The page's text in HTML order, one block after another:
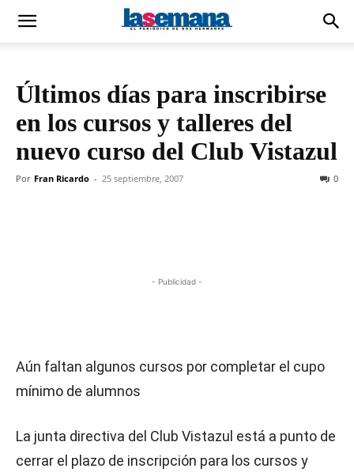
Últimos días para inscribirse
en los cursos y talleres del
nuevo curso del Club Vistazul
Por Fran Ricardo - 25 septiembre, 2007 0
- Publicidad -
Aún faltan algunos cursos por completar el cupo
mínimo de alumnos
La junta directiva del Club Vistazul está a punto de
cerrar el plazo de inscripción para los cursos y